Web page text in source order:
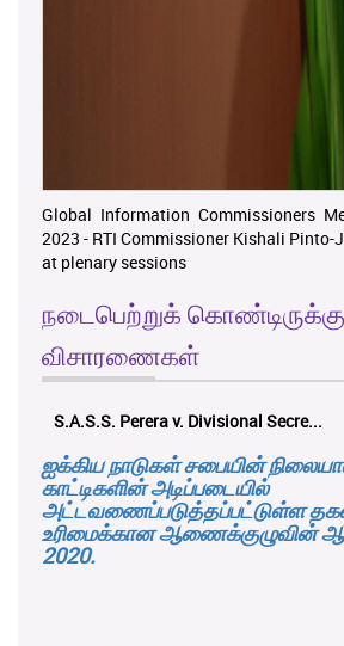
Global Information Commissioners
2023 - RTI Commissioner Kishali Pinto-
at plenary sessions
நடைபெற்றுக்
விசாரணைகள்
K.M.D.S.K. Kulatunga v. Udunuwara P...
ஐக்கிய நாடுகள் சபையின்
காட்டிகளின் அடிப்படையில்
அட்டவணைப்படுத்தப்பட்டுள்ள
உரிமைக்கான ஆணைக்குழுவின்
2020.